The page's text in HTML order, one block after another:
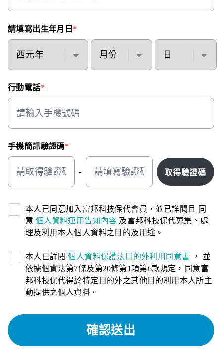
請填寫出生年月日 *
行動電話*
手機簡訊驗證碼*
-
本人已同意加入富邦科技保代會員，並已詳閱且 同
意 個人資料運用告知內容 及富邦科技保代蒐集、處
理及利用本人個人資料之目的及用途。
本人已詳閱個人資料保護法目的外利用同意書 ， 並
依據個資法第7條及第20條第1項第6款規定，同意富
邦科技保代得於特定目的外之其他目的利用本人所主
動提供之個人資料。